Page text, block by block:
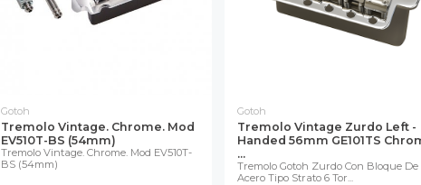
Gotoh
Tremolo Vintage. Chrome. Mod
EV510T-BS (54mm)
Tremolo Vintage. Chrome. Mod EV510T-
BS (54mm)
Gotoh
Tremolo Vintage Zurdo Left -
Handed 56mm GE101TS
...
Tremolo Gotoh Zurdo Con Bloque De
Acero Tipo Strato 6 Tor...